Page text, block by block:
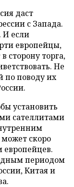
даст
с Запада.
И если
европейцы,
сторону торга,
Не
по поводу их
установить
сателлитами
скоро
периодом
Китая и